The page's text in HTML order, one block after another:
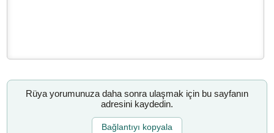
Rüya yorumunuza daha sonra ulaşmak için bu sayfanın
adresini kaydedin.
Bağlantıyı kopyala